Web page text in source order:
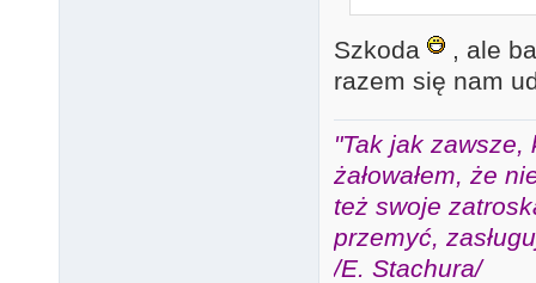
Szkoda
, ale
razem się nam
"Tak jak zawsze,
żałowałem, że
też swoje
przemyć,
/E. Stachura/